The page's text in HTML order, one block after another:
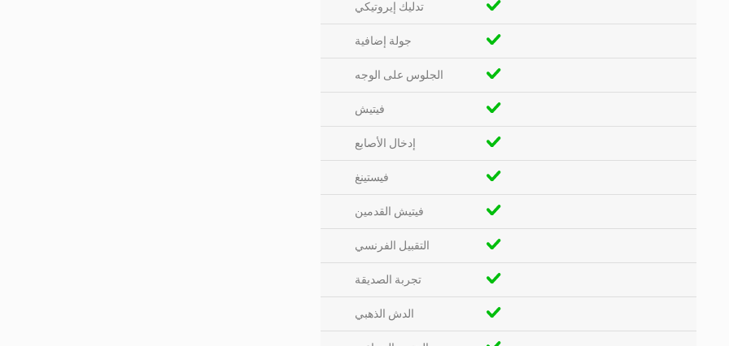
تدليك إيروتيكي
جولة إضافية
الجلوس على الوجه
فيتيش
إدخال الأصابع
فيستينغ
فيتيش القدمين
التقبيل الفرنسي
تجربة الصديقة
الدش الذهبي